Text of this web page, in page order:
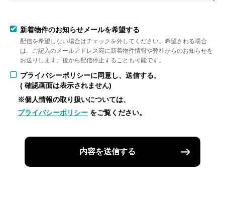
新着物件のお知らせメールを希望する
配信を希望しない場合はチェックを外してください。希望される場合
は、ご記入のメールアドレス宛に新着物件情報や弊社からのお知らせを
お送りします。後から配信停止することも可能です。
プライバシーポリシーに同意し、送信する。
( 確認画面は表示されません)
※個人情報の取り扱いについては、
プライバシーポリシー をご覧ください。
内容を送信する